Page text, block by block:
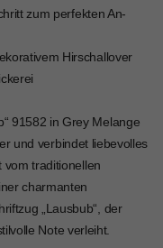
zum perfekten An-
Hirschallover
91582 in Grey Melange
und verbindet liebevolles
vom traditionellen
charmanten
„Lausbub“, der
Note verleiht.